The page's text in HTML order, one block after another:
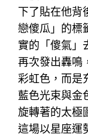
下了貼在他背
戀傻瓜」的標
實的「傻氣」
再次發出轟鳴
彩虹色，而是
藍色光束與金
旋轉著的太極
這場以星座運